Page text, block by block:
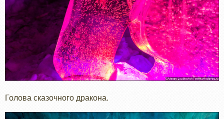
Голова сказочного дракона.